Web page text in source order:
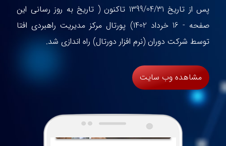
پس از تاریخ 1399/04/31 تاکنون ( تاریخ به روز رسانی این
صفحه - 16 خرداد 1402) پورتال مرکز مدیریت راهبردی افتا
توسط شرکت دوران (نرم افزار دورتال) راه اندازی شد.
مشاهده وب سایت